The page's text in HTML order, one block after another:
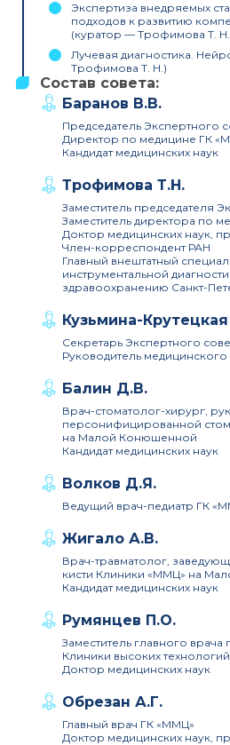
Экспертиза внедряемых
подходов к развитию
(куратор — Трофимова Т.
Лучевая диагностика.
Трофимова Т. Н.)
Состав совета:
Баранов В.В.
Председатель Экспертного
Директор по медицине ГК
Кандидат медицинских наук
Трофимова Т.Н.
Заместитель председателя
Заместитель директора по
Доктор медицинских наук,
Член-корреспондент РАН
Главный внештатный
инструментальной
здравоохранению Санкт-
Кузьмина-
Секретарь Экспертного
Руководитель
Балин Д.В.
Врач-стоматолог-хирург,
персонифицированной
на Малой Конюшенной
Кандидат медицинских наук
Волков Д.Я.
Ведущий врач-педиатр ГК
Жигало А.В.
Врач-травматолог,
кисти Клиники «ММЦ» на
Кандидат медицинских наук
Румянцев П.О.
Заместитель главного
Клиники высоких
Доктор медицинских наук
Обрезан А.Г.
Главный врач ГК «ММЦ»
Доктор медицинских наук,